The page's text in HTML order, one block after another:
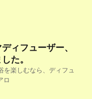
ィフューザー、
た。
を楽しむなら、ディフュ
ロ